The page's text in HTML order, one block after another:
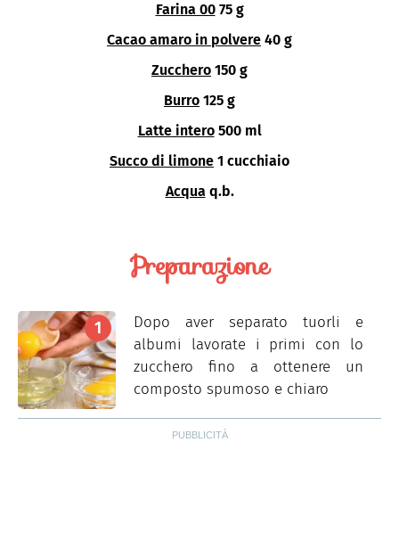
Farina 00 75 g
Cacao amaro in polvere 40 g
Zucchero 150 g
Burro 125 g
Latte intero 500 ml
Succo di limone 1 cucchiaio
Acqua q.b.
Preparazione
Dopo aver separato tuorli e
albumi lavorate i primi con lo
zucchero fino a ottenere un
composto spumoso e chiaro